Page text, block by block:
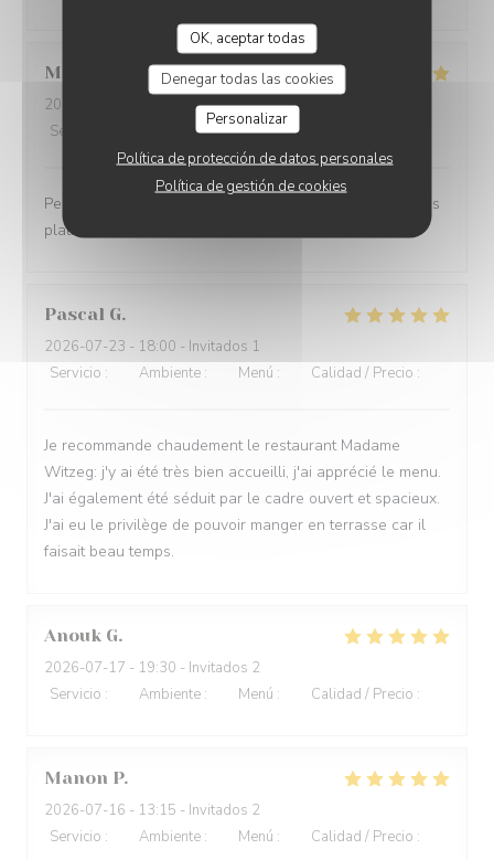
OK, aceptar todas
Denegar todas las cookies
Personalizar
Política de protección de datos personales
Política de gestión de cookies
Mireille
2026-07-27
- 12:30 - Invitados 2
Servicio
Ambiente:5/5 Menú:5/5
Personnel attentif et agréable. Belle sélection variée des
plats.
Pascal G
2026-07-23 - 18:00 - Invitados 1
Servicio : Ambiente : Menú : Calidad / Precio :
Je recommande chaudement le restaurant Madame
Witzeg: j'y ai été très bien accueilli, j'ai apprécié le menu.
J'ai également été séduit par le cadre ouvert et spacieux.
J'ai eu le privilège de pouvoir manger en terrasse car il
faisait beau temps.
Anouk G
2026-07-17 - 19:30 - Invitados 2
Servicio : Ambiente : Menú : Calidad / Precio :
Manon P
2026-07-16 - 13:15 - Invitados 2
Servicio : Ambiente : Menú : Calidad / Precio :